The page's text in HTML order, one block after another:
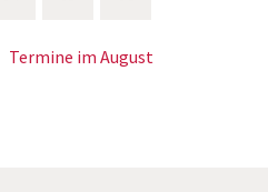
Termine im August